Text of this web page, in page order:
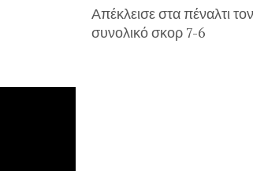
Απέκλεισε στα πέναλτι
συνολικό σκορ 7-6